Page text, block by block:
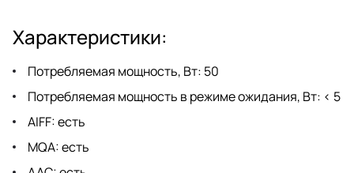
Характеристики:
Потребляемая мощность, Вт: 50
Потребляемая мощность в режиме ожидания, Вт: < 5
AIFF: есть
MQA: есть